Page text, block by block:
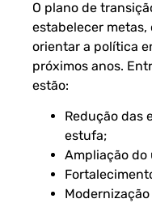
O plano de
estabelecer metas,
orientar a política
próximos anos.
estão:
Redução das
estufa;
Ampliação do